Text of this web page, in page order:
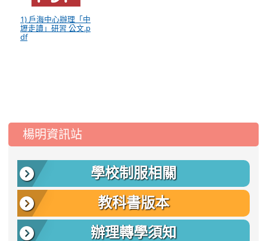
1) 戶海中心辦理「中
壢走讀」研習 公文.p
df
::: 楊明資訊站
學校制服相關
教科書版本
辦理轉學須知